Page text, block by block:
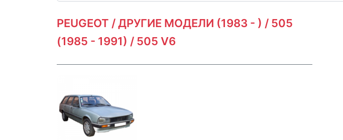
PEUGEOT / ДРУГИЕ МОДЕЛИ (1983 - ) / 505
(1985 - 1991) / 505 V6